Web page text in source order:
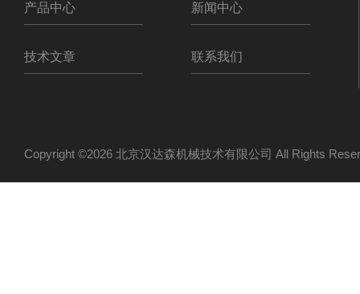
产品中心 新闻中心
技术文章 联系我们
Copyright ©2026 北京汉达森机械技术有限公司 All Rights